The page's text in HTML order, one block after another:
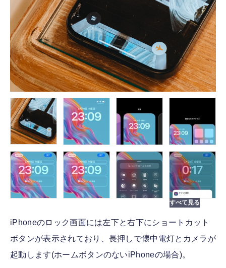
iPhoneのロック画面には左下と右下にショートカット
ボタンが表示されており、長押しで懐中電灯とカメラが
起動します(ホームボタンのないiPhoneの場合)。